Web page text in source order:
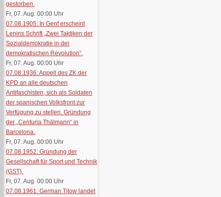
gestorben.
Fr, 07. Aug. 00:00 Uhr
07.08.1905: In Genf erscheint
Lenins Schrift „Zwei Taktiken der
Sozialdemokratie in der
demokratischen Revolution“.
Fr, 07. Aug. 00:00 Uhr
07.08.1936: Appell des ZK der
KPD an alle deutschen
Antifaschisten, sich als Soldaten
der spanischen Volksfront zur
Verfügung zu stellen. Gründung
der „Centuria Thälmann“ in
Barcelona.
Fr, 07. Aug. 00:00 Uhr
07.08.1952: Gründung der
Gesellschaft für Sport und Technik
(GST).
Fr, 07. Aug. 00:00 Uhr
07.08.1961: German Titow landet